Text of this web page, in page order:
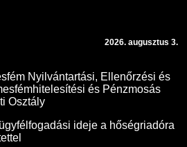
2026. augusztus 3.
Nyilvántartási, Ellenőrzési és
és Pénzmosás
Osztály
ideje a hőségriadóra